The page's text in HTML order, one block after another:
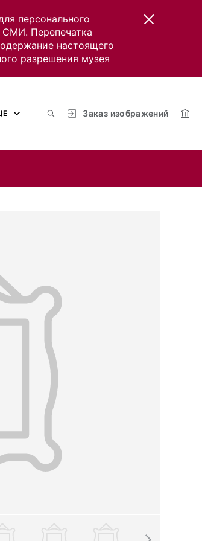
персонального
СМИ. Перепечатка
настоящего
разрешения музея
Заказ изображений